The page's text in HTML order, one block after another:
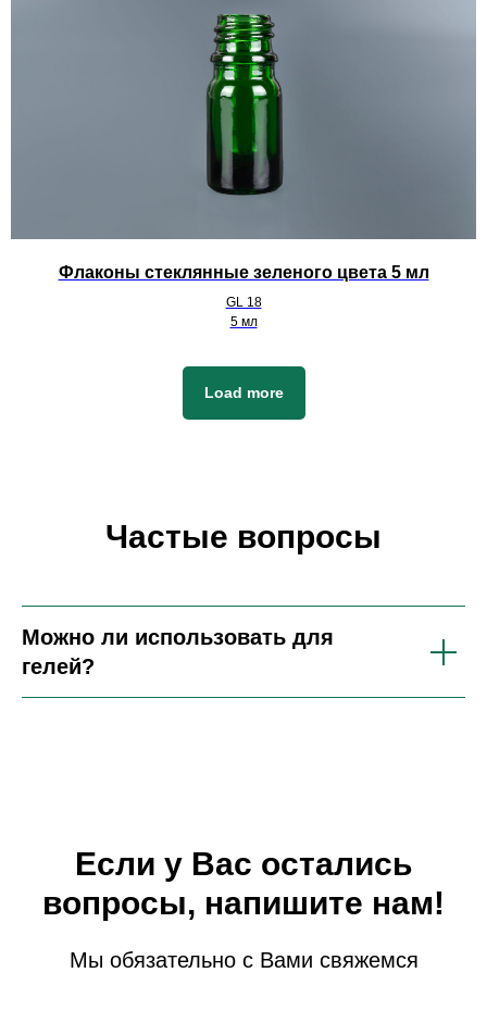
Флаконы стеклянные зеленого цвета 5 мл
GL 18
5 мл
Load more
Частые вопросы
Можно ли использовать для
гелей?
Если у Вас остались
вопросы, напишите нам!
Мы обязательно с Вами свяжемся